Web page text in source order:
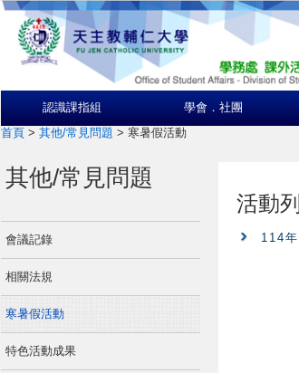
認識課指組 學會．社團
首頁 > 其他/常見問題 > 寒暑假活動
其他/常見問題
會議記錄
相關法規
寒暑假活動
特色活動成果
活動
114